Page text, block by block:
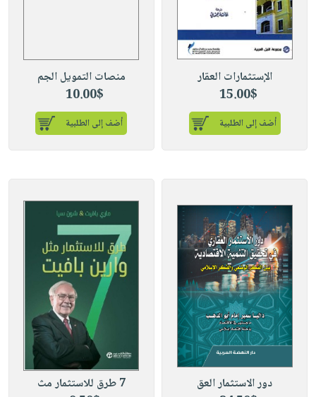
الإستثمارات العقار
15.00$
أضف إلى الطلبية
منصات التمويل الجم
10.00$
أضف إلى الطلبية
دور الاستثمار العق 7 طرق للاستثمار مث